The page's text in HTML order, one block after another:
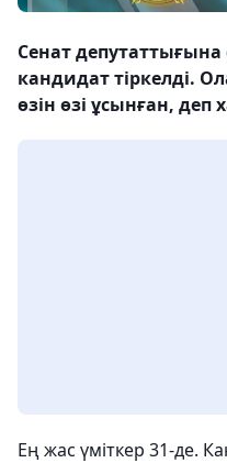
Сенат депутаттығына
кандидат тіркелді.
өзін өзі ұсынған,
Ең жас үміткер 31-де.